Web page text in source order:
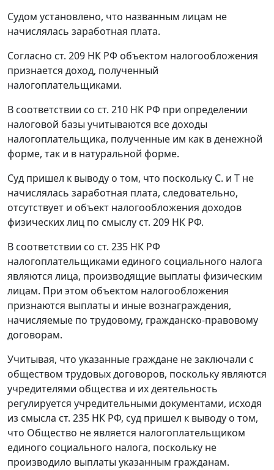
Судом установлено, что названным лицам не
начислялась заработная плата.
Согласно ст. 209 НК РФ объектом налогообложения
признается доход, полученный
налогоплательщиками.
В соответствии со ст. 210 НК РФ при определении
налоговой базы учитываются все доходы
налогоплательщика, полученные им как в денежной
форме, так и в натуральной форме.
Суд пришел к выводу о том, что поскольку С. и Т не
начислялась заработная плата, следовательно,
отсутствует и объект налогообложения доходов
физических лиц по смыслу ст. 209 НК РФ.
В соответствии со ст. 235 НК РФ
налогоплательщиками единого социального налога
являются лица, производящие выплаты физическим
лицам. При этом объектом налогообложения
признаются выплаты и иные вознаграждения,
начисляемые по трудовому, гражданско-правовому
договорам.
Учитывая, что указанные граждане не заключали с
обществом трудовых договоров, поскольку являются
учредителями общества и их деятельность
регулируется учредительными документами, исходя
из смысла ст. 235 НК РФ, суд пришел к выводу о том,
что Общество не является налогоплательщиком
единого социального налога, поскольку не
производило выплаты указанным гражданам.